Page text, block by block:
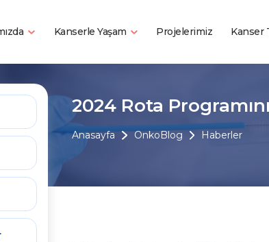
Kanserle Yaşam Projelerimiz Kanser
2024 Rota
Anasayfa OnkoBlog Haberler